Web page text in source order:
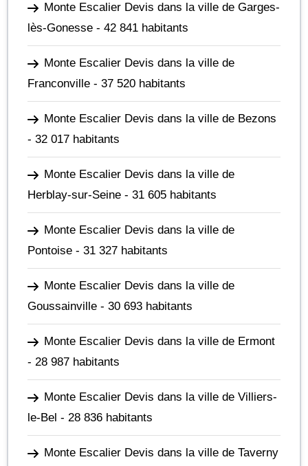
Monte Escalier Devis dans la ville de Garges-
lès-Gonesse - 42 841 habitants
Monte Escalier Devis dans la ville de
Franconville - 37 520 habitants
Monte Escalier Devis dans la ville de Bezons
- 32 017 habitants
Monte Escalier Devis dans la ville de
Herblay-sur-Seine - 31 605 habitants
Monte Escalier Devis dans la ville de
Pontoise - 31 327 habitants
Monte Escalier Devis dans la ville de
Goussainville - 30 693 habitants
Monte Escalier Devis dans la ville de Ermont
- 28 987 habitants
Monte Escalier Devis dans la ville de Villiers-
le-Bel - 28 836 habitants
Monte Escalier Devis dans la ville de Taverny